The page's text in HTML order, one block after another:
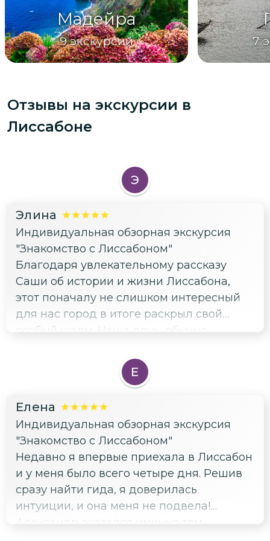
Мадейра
9 экскурсий 7
Отзывы на экскурсии в
Лиссабоне
Э
Элина
Индивидуальная обзорная экскурсия
"Знакомство с Лиссабоном"
Благодаря увлекательному рассказу
Саши об истории и жизни Лиссабона,
этот поначалу не слишком интересный
для нас город в итоге раскрыл свой
особый шарм. Наша дочь, обычно
незнакомым людям и не любящая
долгие прогулки по городам, была в
экскурсии на следующий день. Саша
смог завоевать её внимание своими
историями, легендами и чувством
юмора. Мы же получили удовольствие не
только от самой экскурсии, но и от
общения с Сашей на различные темы.
Е
Елена
Индивидуальная обзорная экскурсия
"Знакомство с Лиссабоном"
Недавно я впервые приехала в Лиссабон
и у меня было всего четыре дня. Решив
сразу найти гида, я доверилась
интуиции, и она меня не подвела!
Александр оказался именно тем